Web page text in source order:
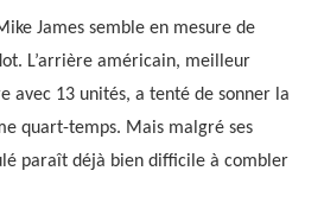
James semble en mesure de
L’arrière américain, meilleur
avec 13 unités, a tenté de sonner la
quart-temps. Mais malgré ses
paraît déjà bien difficile à combler